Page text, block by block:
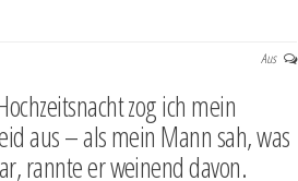
Aus
zog ich mein
aus – als mein Mann sah, was
rannte er weinend davon.